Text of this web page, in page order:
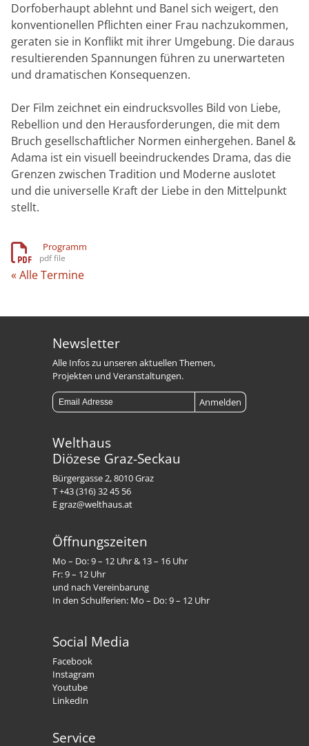
Dorfoberhaupt ablehnt und Banel sich weigert, den
konventionellen Pflichten einer Frau nachzukommen,
geraten sie in Konflikt mit ihrer Umgebung. Die daraus
resultierenden Spannungen führen zu unerwarteten
und dramatischen Konsequenzen.
Der Film zeichnet ein eindrucksvolles Bild von Liebe,
Rebellion und den Herausforderungen, die mit dem
Bruch gesellschaftlicher Normen einhergehen. Banel &
Adama ist ein visuell beeindruckendes Drama, das die
Grenzen zwischen Tradition und Moderne auslotet
und die universelle Kraft der Liebe in den Mittelpunkt
stellt.
Programm
« Alle Termine
Newsletter
Alle Infos zu unseren aktuellen Themen,
Projekten und Veranstaltungen.
Welthaus
Diözese Graz-Seckau
Bürgergasse 2, 8010 Graz
T +43 (316) 32 45 56
E graz@welthaus.at
Öffnungszeiten
Mo – Do: 9 – 12 Uhr & 13 – 16 Uhr
Fr: 9 – 12 Uhr
und nach Vereinbarung
In den Schulferien: Mo – Do: 9 – 12 Uhr
Social Media
Facebook
Instagram
Youtube
LinkedIn
Service